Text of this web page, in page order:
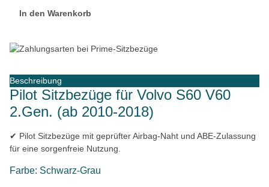
In den Warenkorb
Beschreibung
Pilot Sitzbezüge für Volvo S60 V60
2.Gen. (ab 2010-2018)
✔ Pilot Sitzbezüge mit geprüfter Airbag-Naht und ABE-Zulassung
für eine sorgenfreie Nutzung.
Farbe: Schwarz-Grau